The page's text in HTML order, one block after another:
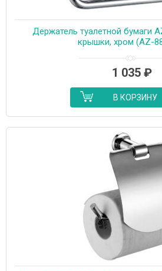
Держатель туалетной бумаги
крышки, хром (AZ-
1 035 ₽
В КОРЗИНУ